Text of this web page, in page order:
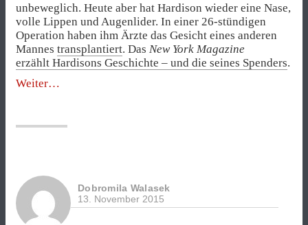
unbeweglich. Heute aber hat Hardison wieder eine Nase,
volle Lippen und Augenlider. In einer 26-stündigen
Operation haben ihm Ärzte das Gesicht eines anderen
Mannes transplantiert. Das New York Magazine
erzählt Hardisons Geschichte – und die seines Spenders.
Weiter„Das
Anderen“
Dobromila Walasek
13. November 2015